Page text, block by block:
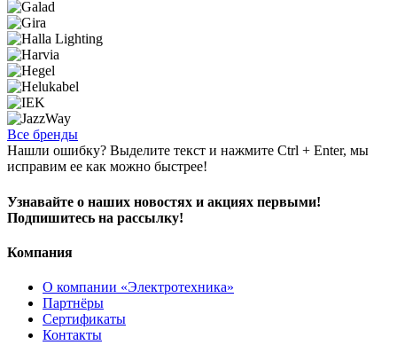
Все бренды
Нашли ошибку? Выделите текст и нажмите Ctrl + Enter, мы
исправим ее как можно быстрее!
Узнавайте о наших новостях и акциях первыми!
Подпишитесь на рассылку!
Компания
О компании «Электротехника»
Партнёры
Сертификаты
Контакты